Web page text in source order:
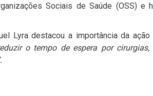
Sociais de Saúde (OSS) e
Lyra destacou a importância da ação
o tempo de espera por